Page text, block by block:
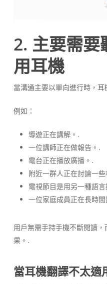
2. 主要需要
用耳機
當溝通主要以單向進行時，
例如：
導遊正在講解。.
一位講師正在做報告。.
電台正在播放廣播。.
附近一群人正在討論一
電視節目是用另一種語
一位家庭成員正在長時
用戶無需手持手機不斷閱讀
果。.
當耳機翻譯不太適